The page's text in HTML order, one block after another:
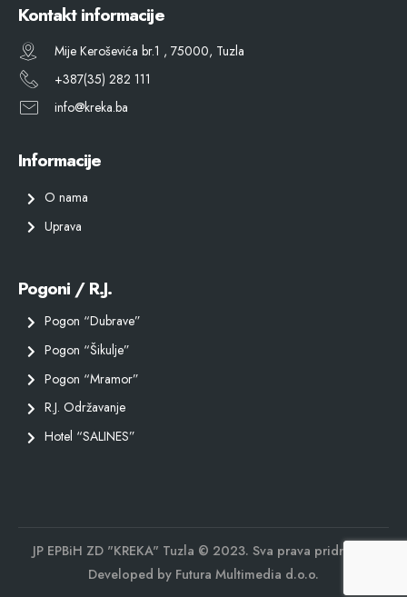
Kontakt informacije
Mije Keroševića br.1 , 75000, Tuzla
+387(35) 282 111
info@kreka.ba
Informacije
O nama
Uprava
Pogoni / R.J.
Pogon “Dubrave”
Pogon “Šikulje”
Pogon “Mramor”
R.J. Održavanje
Hotel “SALINES”
JP EPBiH ZD "KREKA" Tuzla © 2023. Sva prava pridržana.
Developed by Futura Multimedia d.o.o.